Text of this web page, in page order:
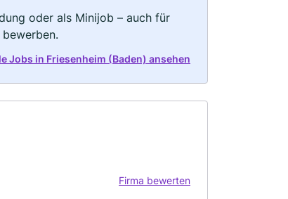
oder als Minijob – auch für
Jobs in Friesenheim (Baden) ansehen
Firma bewerten